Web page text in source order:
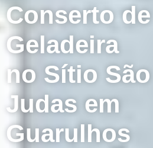
Conserto de
Geladeira
no Sítio São
Judas em
Guarulhos